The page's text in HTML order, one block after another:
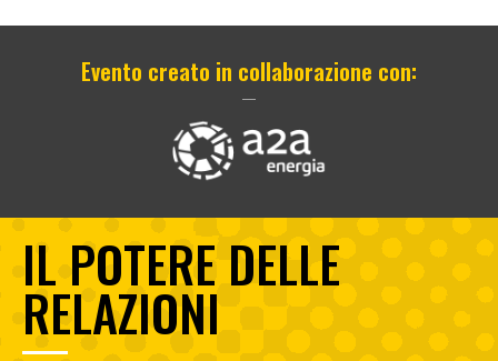
Evento creato in collaborazione con:
IL POTERE DELLE
RELAZIONI